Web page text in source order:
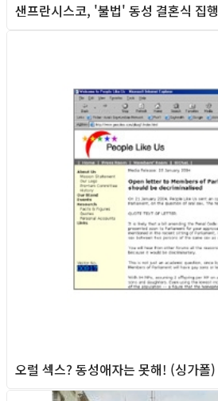
샌프란시스코, '불법' 동성 결혼식 집행
오럴 섹스? 동성애자는 못해! (싱가폴)